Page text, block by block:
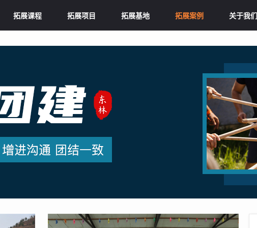
拓展课程 拓展项目 拓展基地 拓展案例 关于我们